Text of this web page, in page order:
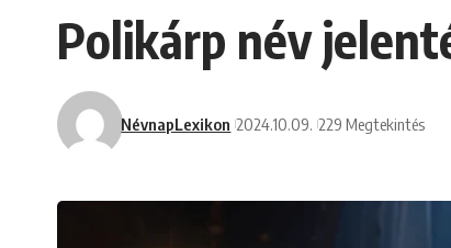
Polikárp név
NévnapLexikon 2024.10.09. 229 Megtekintés